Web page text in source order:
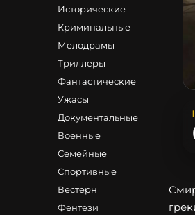
Исторические
Криминальные
Мелодрамы
Триллеры
Фантастические
Ужасы
Документальные
Военные
Семейные
Спортивные
Вестерн
Фентези